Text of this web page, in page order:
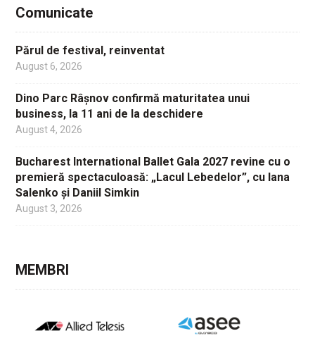
Comunicate
Părul de festival, reinventat
August 6, 2026
Dino Parc Râșnov confirmă maturitatea unui
business, la 11 ani de la deschidere
August 4, 2026
Bucharest International Ballet Gala 2027 revine cu o
premieră spectaculoasă: „Lacul Lebedelor”, cu Iana
Salenko și Daniil Simkin
August 3, 2026
MEMBRI